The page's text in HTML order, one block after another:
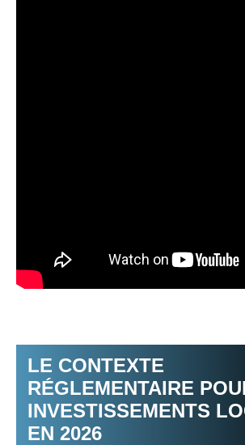
LE CONTEXTE
RÉGLEMENTAIRE
INVESTISSEMENTS
EN 2026